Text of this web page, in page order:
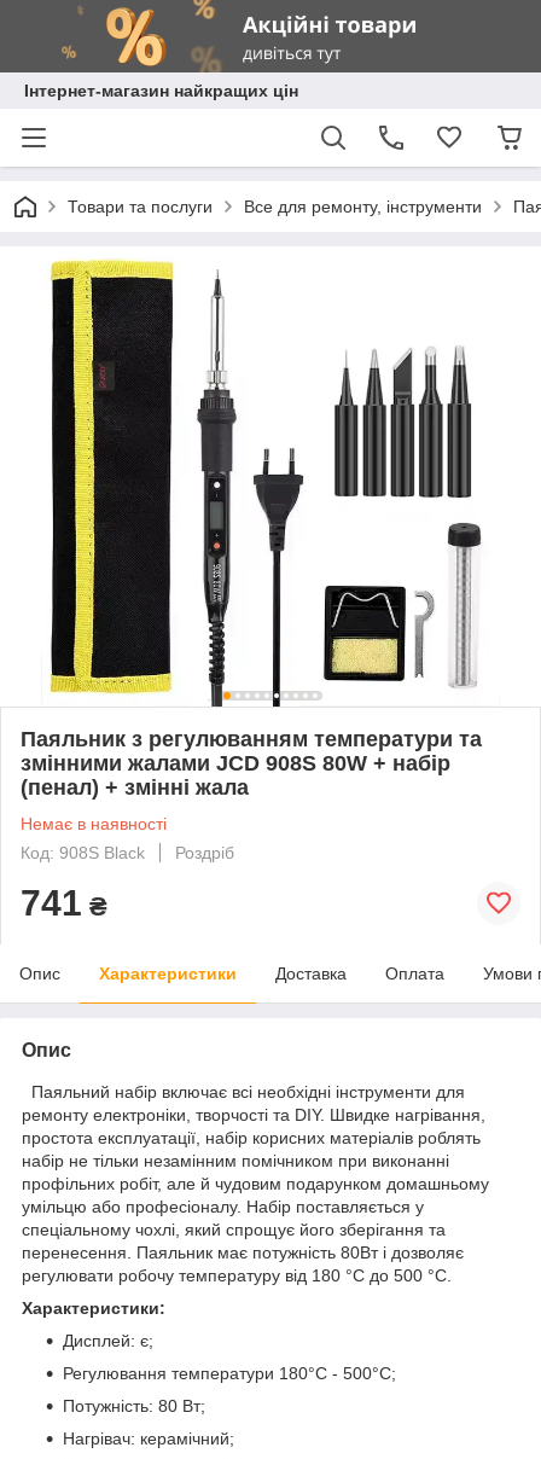
Інтернет-магазин найкращих цін
Товари та послуги Все для ремонту, інструменти
Паяльник з регулюванням температури та
змінними жалами JCD 908S 80W + набір
(пенал) + змінні жала
Немає в наявності
Код: 908S Black
Роздріб
741 ₴
Опис Характеристики Доставка Оплата Умови
Опис
Паяльний набір включає всі необхідні інструменти для
ремонту електроніки, творчості та DIY. Швидке нагрівання,
простота експлуатації, набір корисних матеріалів роблять
набір не тільки незамінним помічником при виконанні
профільних робіт, але й чудовим подарунком домашньому
умільцю або професіоналу. Набір поставляється у
спеціальному чохлі, який спрощує його зберігання та
перенесення. Паяльник має потужність 80Вт і дозволяє
регулювати робочу температуру від 180 °C до 500 °C.
Характеристики:
Дисплей: є;
Регулювання температури 180°С - 500°С;
Потужність: 80 Вт;
Нагрівач: керамічний;